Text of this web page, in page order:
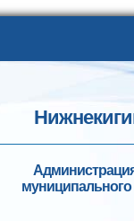
муниципального